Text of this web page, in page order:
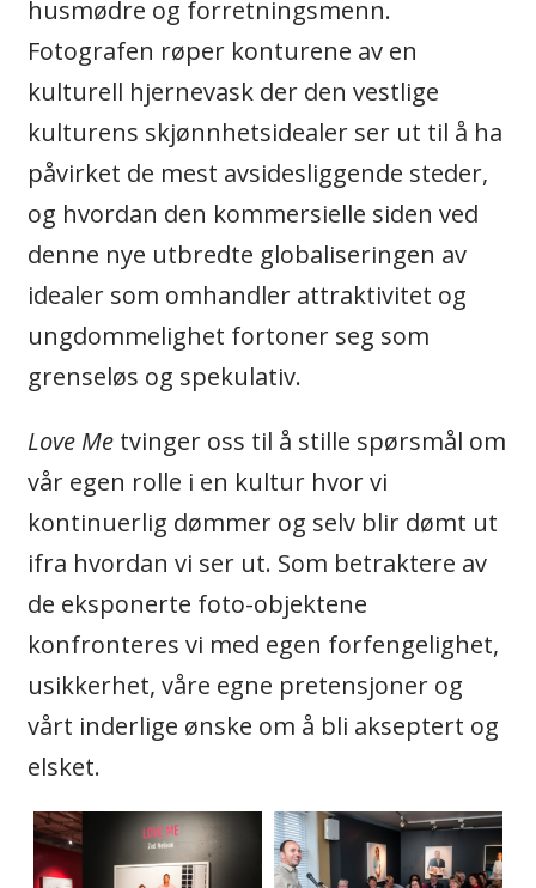
husmødre og forretningsmenn.
Fotografen røper konturene av en
kulturell hjernevask der den vestlige
kulturens skjønnhetsidealer ser ut til å ha
påvirket de mest avsidesliggende steder,
og hvordan den kommersielle siden ved
denne nye utbredte globaliseringen av
idealer som omhandler attraktivitet og
ungdommelighet fortoner seg som
grenseløs og spekulativ.
Love Me tvinger oss til å stille spørsmål om
vår egen rolle i en kultur hvor vi
kontinuerlig dømmer og selv blir dømt ut
ifra hvordan vi ser ut. Som betraktere av
de eksponerte foto-objektene
konfronteres vi med egen forfengelighet,
usikkerhet, våre egne pretensjoner og
vårt inderlige ønske om å bli akseptert og
elsket.